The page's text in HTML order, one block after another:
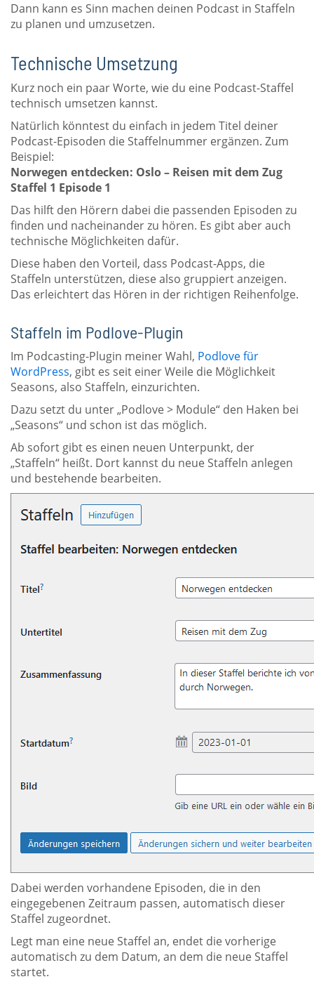
Dann kann es Sinn machen deinen Podcast in Staffeln
zu planen und umzusetzen.
Technische Umsetzung
Kurz noch ein paar Worte, wie du eine Podcast-Staffel
technisch umsetzen kannst.
Natürlich könntest du einfach in jedem Titel deiner
Podcast-Episoden die Staffelnummer ergänzen. Zum
Beispiel:
Norwegen entdecken: Oslo – Reisen mit dem Zug
Staffel 1 Episode 1
Das hilft den Hörern dabei die passenden Episoden zu
finden und nacheinander zu hören. Es gibt aber auch
technische Möglichkeiten dafür.
Diese haben den Vorteil, dass Podcast-Apps, die
Staffeln unterstützen, diese also gruppiert anzeigen.
Das erleichtert das Hören in der richtigen Reihenfolge.
Staffeln im Podlove-Plugin
Im Podcasting-Plugin meiner Wahl, Podlove für
WordPress, gibt es seit einer Weile die Möglichkeit
Seasons, also Staffeln, einzurichten.
Dazu setzt du unter „Podlove > Module“ den Haken bei
„Seasons“ und schon ist das möglich.
Ab sofort gibt es einen neuen Unterpunkt, der
„Staffeln“ heißt. Dort kannst du neue Staffeln anlegen
und bestehende bearbeiten.
Dabei werden vorhandene Episoden, die in den
eingegebenen Zeitraum passen, automatisch dieser
Staffel zugeordnet.
Legt man eine neue Staffel an, endet die vorherige
automatisch zu dem Datum, an dem die neue Staffel
startet.